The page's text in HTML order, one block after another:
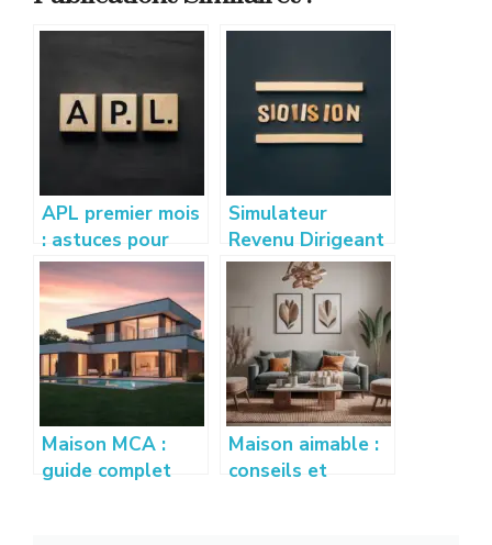
APL premier mois
: astuces pour
bien calculer et
optimiser vos
droits
Simulateur
Revenu Dirigeant
: Estimez vos
gains sur
creation-
entreprise-
france.com
Maison MCA :
guide complet
Maison aimable :
conseils et